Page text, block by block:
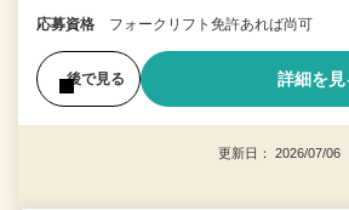
応募資格 フォークリフト免許あれば尚可
後で見る 詳細を見
更新日： 2026/07/